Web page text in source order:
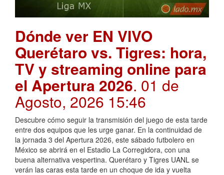
Dónde ver EN VIVO
Querétaro vs. Tigres: hora,
TV y streaming online para
el Apertura 2026. 01 de
Agosto, 2026 15:46
Descubre cómo seguir la transmisión del juego de esta tarde
entre dos equipos que les urge ganar. En la continuidad de
la jornada 3 del Apertura 2026, este sábado futbolero en
México se abrirá en el Estadio La Corregidora, con una
buena alternativa vespertina. Querétaro y Tigres UANL se
verán las caras esta tarde en un choque de ida y vuelta